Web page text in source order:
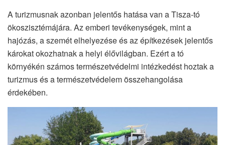
A turizmusnak azonban jelentős hatása van a Tisza-tó
ökoszisztémájára. Az emberi tevékenységek, mint a
hajózás, a szemét elhelyezése és az építkezések jelentős
károkat okozhatnak a helyi élővilágban. Ezért a tó
környékén számos természetvédelmi intézkedést hoztak a
turizmus és a természetvédelem összehangolása
érdekében.